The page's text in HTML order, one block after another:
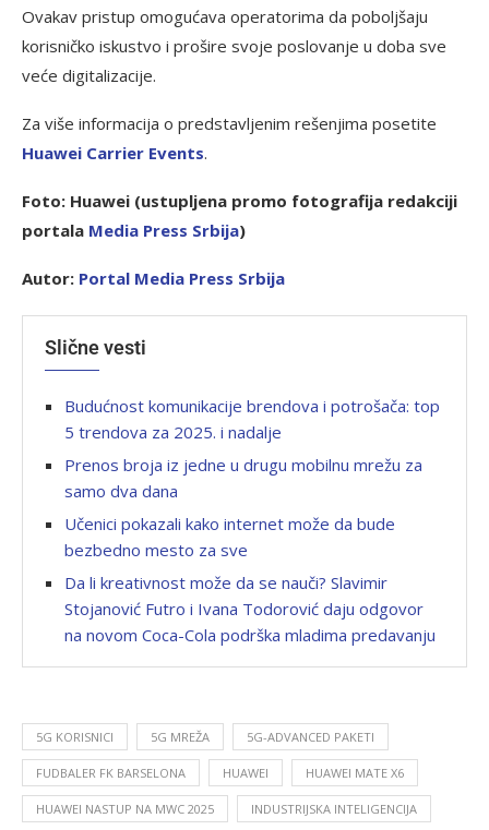
Ovakav pristup omogućava operatorima da poboljšaju
korisničko iskustvo i prošire svoje poslovanje u doba sve
veće digitalizacije.
Za više informacija o predstavljenim rešenjima posetite
Huawei Carrier Events.
Foto: Huawei (ustupljena promo fotografija redakciji
portala Media Press Srbija)
Autor: Portal Media Press Srbija
Slične vesti
Budućnost komunikacije brendova i potrošača: top
5 trendova za 2025. i nadalje
Prenos broja iz jedne u drugu mobilnu mrežu za
samo dva dana
Učenici pokazali kako internet može da bude
bezbedno mesto za sve
Da li kreativnost može da se nauči? Slavimir
Stojanović Futro i Ivana Todorović daju odgovor
na novom Coca-Cola podrška mladima predavanju
5G KORISNICI 5G MREŽA 5G-ADVANCED PAKETI
FUDBALER FK BARSELONA HUAWEI HUAWEI MATE X6
HUAWEI NASTUP NA MWC 2025 INDUSTRIJSKA INTELIGENCIJA